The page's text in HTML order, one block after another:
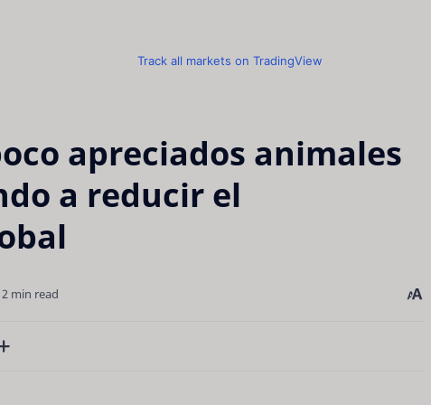
Track all markets on TradingView
apreciados animales
a reducir el
2 min read